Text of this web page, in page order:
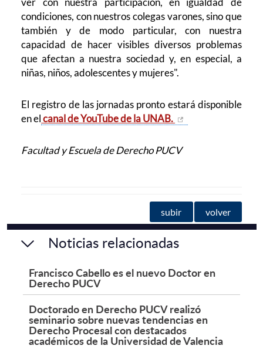
condiciones, con nuestros colegas varones, sino que
también y de modo particular, con nuestra
capacidad de hacer visibles diversos problemas
que afectan a nuestra sociedad y, en especial, a
niñas, niños, adolescentes y mujeres".
El registro de las jornadas pronto estará disponible
en elcanal de YouTube de la UNAB.
Facultad y Escuela de Derecho PUCV
subir volver
Noticias relacionadas
Francisco Cabello es el nuevo Doctor en
Derecho PUCV
Doctorado en Derecho PUCV realizó
seminario sobre nuevas tendencias en
Derecho Procesal con destacados
académicos de la Universidad de Valencia